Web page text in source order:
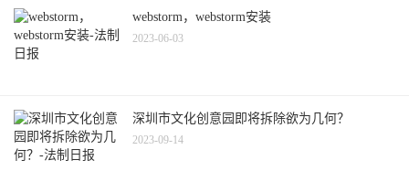
webstorm，webstorm安装
2023-06-03
深圳市文化创意园即将拆除欲为几何？
2023-09-14